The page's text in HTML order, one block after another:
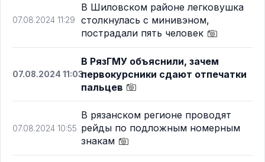
07.08.2024 11:29
В Шиловском районе легковушка
столкнулась с минивэном,
пострадали пять человек
07.08.2024 11:03
В РязГМУ объяснили, зачем
первокурсники сдают отпечатки
пальцев
07.08.2024 10:55
В рязанском регионе проводят
рейды по подложным номерным
знакам